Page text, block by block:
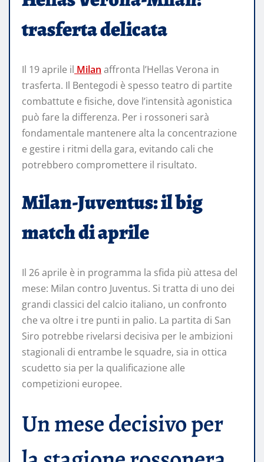
trasferta delicata
Il 19 aprile il Milan affronta l’Hellas Verona in
trasferta. Il Bentegodi è spesso teatro di partite
combattute e fisiche, dove l’intensità agonistica
può fare la differenza. Per i rossoneri sarà
fondamentale mantenere alta la concentrazione
e gestire i ritmi della gara, evitando cali che
potrebbero compromettere il risultato.
Milan-Juventus: il big
match di aprile
Il 26 aprile è in programma la sfida più attesa del
mese: Milan contro Juventus. Si tratta di uno dei
grandi classici del calcio italiano, un confronto
che va oltre i tre punti in palio. La partita di San
Siro potrebbe rivelarsi decisiva per le ambizioni
stagionali di entrambe le squadre, sia in ottica
scudetto sia per la qualificazione alle
competizioni europee.
Un mese decisivo per